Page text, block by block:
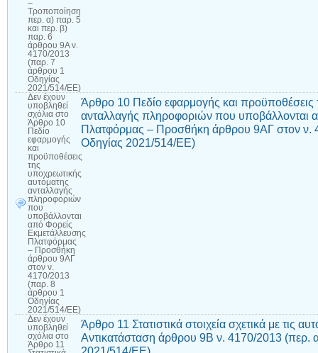
–
Τροποποίηση
περ. α) παρ. 5
και περ. β)
παρ. 6
άρθρου 9Α ν.
4170/2013
(παρ. 7
άρθρου 1
Οδηγίας
2021/514/ΕΕ)
Δεν έχουν
υποβληθεί
σχόλια στο
Άρθρο 10
Πεδίο
εφαρμογής
και
προϋποθέσεις
της
υποχρεωτικής
αυτόματης
ανταλλαγής
πληροφοριών
που
υποβάλλονται
από Φορείς
Εκμετάλλευσης
Πλατφόρμας
– Προσθήκη
άρθρου 9ΑΓ
στον ν.
4170/2013
(παρ. 8
άρθρου 1
Οδηγίας
2021/514/ΕΕ)
Άρθρο 10 Πεδίο εφαρμογής και προϋποθέσεις
ανταλλαγής πληροφοριών που υποβάλλονται
Πλατφόρμας – Προσθήκη άρθρου 9ΑΓ στον ν.
Οδηγίας 2021/514/ΕΕ)
Δεν έχουν
υποβληθεί
σχόλια στο
Άρθρο 11
Άρθρο 11 Στατιστικά στοιχεία σχετικά με τις
Αντικατάσταση άρθρου 9Β ν. 4170/2013 (περ.